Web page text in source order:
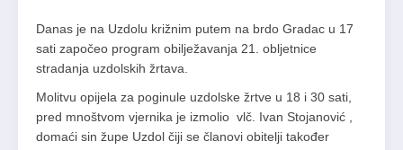
Danas je na Uzdolu križnim putem na brdo Gradac u 17
sati započeo program obilježavanja 21. obljetnice
stradanja uzdolskih žrtava.
Molitvu opijela za poginule uzdolske žrtve u 18 i 30 sati,
pred mnoštvom vjernika je izmolio vlč. Ivan Stojanović ,
domaći sin župe Uzdol čiji se članovi obitelji također